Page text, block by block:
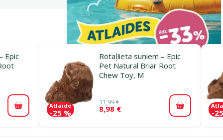
Epic
Pievienot grozam
Rotaļlieta suņiem – Epic
Pet Natural Briar Root
Chew Toy, M
11,99 €
8,98 €
Atlaide
-25 % Pievienot
-